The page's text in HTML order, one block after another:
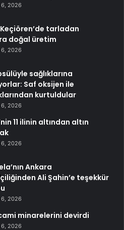
2026
tarladan
doğal üretim
2026
sağlıklarına
Saf oksijen ile
kurtuldular
2026
11 ilinin altından altın
2026
Ankara
Ali Şahin’e teşekkür
2026
minarelerini devirdi
2026